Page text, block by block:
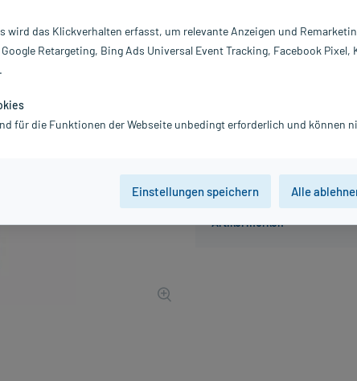
Hersteller:
wird das Klickverhalten erfasst, um relevante Anzeigen und
Retargeting, Bing Ads Universal Event Tracking, Facebook
für die Funktionen der Webseite unbedingt erforderlich und können
Einstellungen speichern Alle